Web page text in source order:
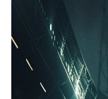
Op november 13
aan met Saint
afgetrapt om
wedstrijden.